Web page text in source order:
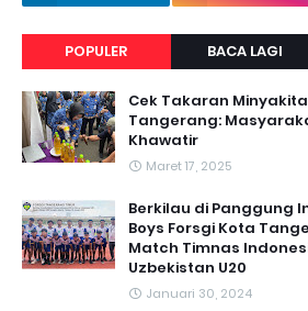
POPULER BACA LAGI
Cek Takaran
Tangerang:
Khawatir
Maret 17, 2025
Berkilau di Panggung
Boys Forsgi Kota
Match Timnas
Uzbekistan U20
Januari 30, 2024